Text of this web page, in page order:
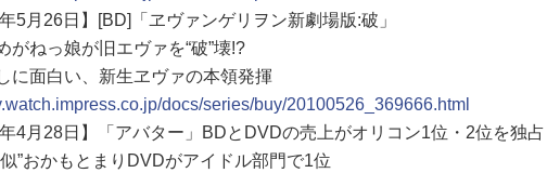
年5月26日】[BD]「ヱヴァンゲリヲン新劇場版:破」
がねっ娘が旧エヴァを“破”壊!?
に面白い、新生ヱヴァの本領発揮
docs/series/buy/20100526_369666.html
年4月28日】「アバター」BDとDVDの売上がオリコン1位・2位を独占
似”おかもとまりDVDがアイドル部門で1位